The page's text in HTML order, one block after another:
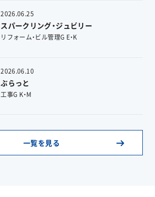
2026.06.25
スパークリング・ジュビリー
リフォーム・ビル管理G E・K
2026.06.10
ぶらっと
工事G K・M
一覧を見る